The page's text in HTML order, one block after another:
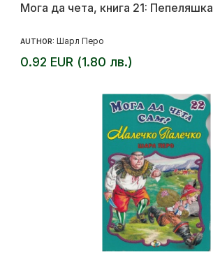
Мога да чета, книга 21: Пепеляшка
AUTHOR: Шарл Перо
0.92 EUR (1.80 лв.)